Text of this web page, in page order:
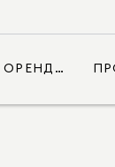
ОРЕНДА